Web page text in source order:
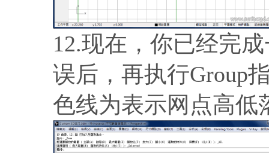
12.现在，你已经完
误后，再执行Group
色线为表示网点高低